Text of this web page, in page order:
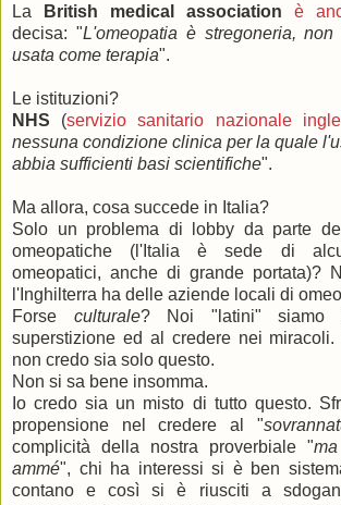
La
British medical association è
decisa: "L'omeopatia è stregoneria, non
usata come terapia".
Le istituzioni?
NHS (servizio sanitario nazionale
nessuna condizione clinica per la quale
abbia sufficienti basi scientifiche".
Ma allora, cosa succede in Italia?
Solo un problema di lobby da parte
omeopatiche (l'Italia è sede di
omeopatici, anche di grande portata)?
l'Inghilterra ha delle aziende locali di
Forse culturale? Noi "latini" siamo
superstizione ed al credere nei
non credo sia solo questo.
Non si sa bene insomma.
Io credo sia un misto di tutto questo.
propensione nel credere al "
complicità della nostra proverbiale "
ammé", chi ha interessi si è ben
contano e così si è riusciti a